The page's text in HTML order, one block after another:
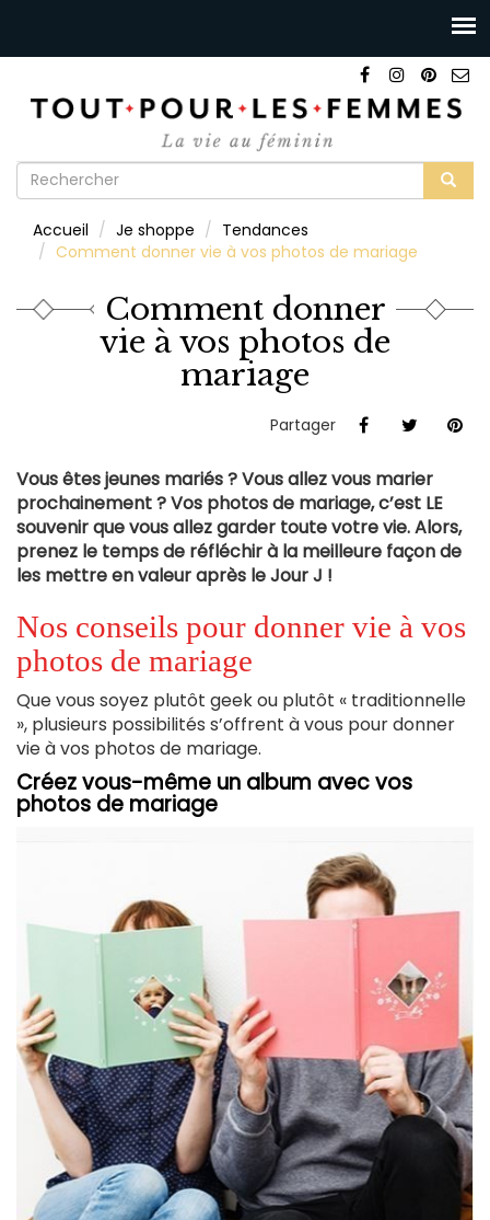
Formulaire
recherche
Accueil Je shoppe
Tendances
Comment donner vie à vos photos de mariage
Comment donner
vie à vos photos de
mariage
Partager
Vous êtes jeunes mariés ? Vous allez vous marier
prochainement ? Vos photos de mariage, c’est LE
souvenir que vous allez garder toute votre vie. Alors,
prenez le temps de réfléchir à la meilleure façon de
les mettre en valeur après le Jour J !
Nos conseils pour donner vie à vos
photos de mariage
Que vous soyez plutôt geek ou plutôt « traditionnelle
», plusieurs possibilités s’offrent à vous pour donner
vie à vos photos de mariage.
Créez vous-même un album avec vos
photos de mariage